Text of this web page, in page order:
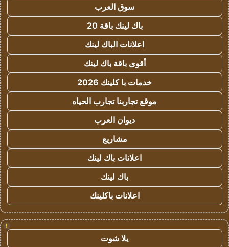
سوق العرب
باك لينك باقة 20
اعلانات الباك لينك
أقوى باقة باك لينك
خدمات با كلينك 2026
موقع تجاربنا تجارب الحياه
ديوان العرب
مشاريع
اعلانات باك لينك
باك لينك
اعلانات باكلينك
!
يلا شوت